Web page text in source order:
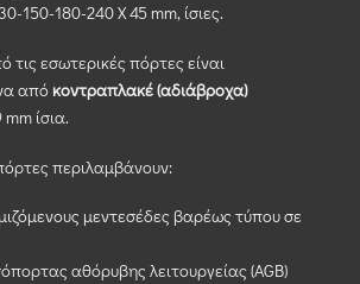
150-180-240 Χ 45 mm, ίσιες.
τις εσωτερικές πόρτες είναι
από κοντραπλακέ (αδιάβροχα)
ίσια.
περιλαμβάνουν:
μεντεσέδες βαρέως τύπου σε
αθόρυβης λειτουργείας (AGB)